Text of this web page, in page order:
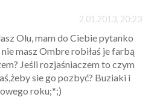
2.01.2013, 20:23
Olu, mam do Ciebie pytanko
masz Ombre robiłaś je farbą
Jeśli rozjaśniaczem to czym
sie go pozbyć? Buziaki i
roku;*;)